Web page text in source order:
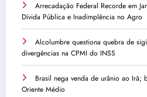
Arrecadação Federal Recorde em
Dívida Pública e Inadimplência no Agro
Alcolumbre questiona quebra de
divergências na CPMI do INSS
Brasil nega venda de urânio ao Irã;
Oriente Médio